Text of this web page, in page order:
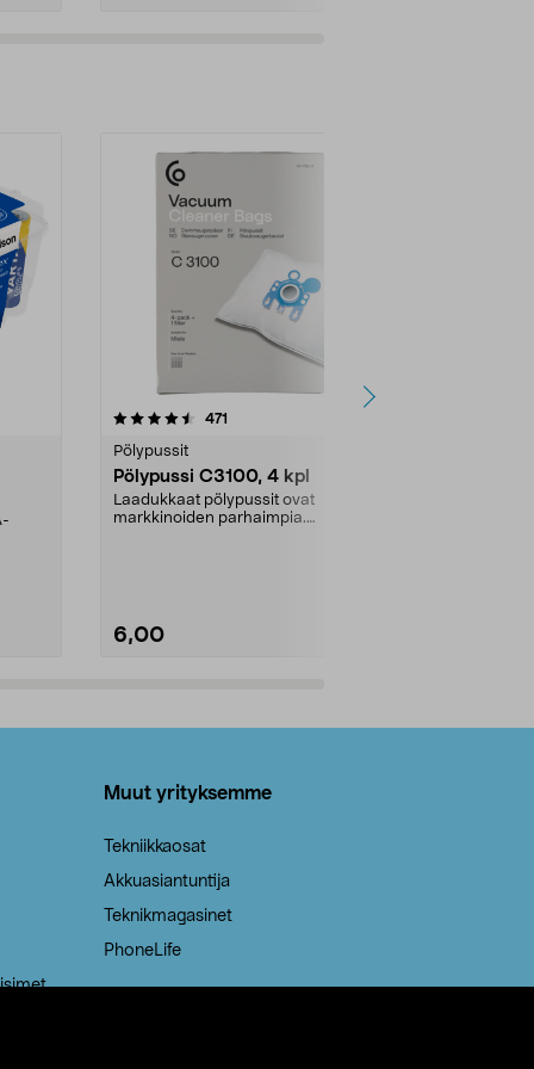
471
Pölypussit
Pölypussi C3100, 4 kpl
Laadukkaat pölypussit ovat
markkinoiden parhaimpia.
6,00
4.5viidestä
Muut yrityksemme
Tekniikkaosat
Akkuasiantuntija
Teknikmagasinet
PhoneLife